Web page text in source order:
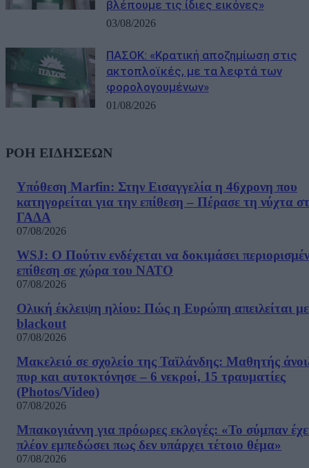
βλέπουμε τις ίδιες εικόνες»
03/08/2026
ΠΑΣΟΚ: «Κρατική αποζημίωση στις
ακτοπλοϊκές, με τα λεφτά των
φορολογουμένων»
01/08/2026
ΡΟΗ ΕΙΔΗΣΕΩΝ
Υπόθεση Marfin: Στην Εισαγγελία η 46χρονη που
κατηγορείται για την επίθεση – Πέρασε τη νύχτα
ΓΑΔΑ
07/08/2026
WSJ: Ο Πούτιν ενδέχεται να δοκιμάσει
επίθεση σε χώρα του ΝΑΤΟ
07/08/2026
Ολική έκλειψη ηλίου: Πώς η Ευρώπη απειλείται με
blackout
07/08/2026
Μακελειό σε σχολείο της Ταϊλάνδης: Μαθητής
πυρ και αυτοκτόνησε – 6 νεκροί, 15 τραυματίες
(Photos/Video)
07/08/2026
Μπακογιάννη για πρόωρες εκλογές: «Το σύμπαν
πλέον εμπεδώσει πως δεν υπάρχει τέτοιο θέμα»
07/08/2026